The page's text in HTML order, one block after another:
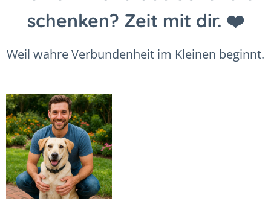
schenken? Zeit mit dir. ❤️
Weil wahre Verbundenheit im Kleinen beginnt.